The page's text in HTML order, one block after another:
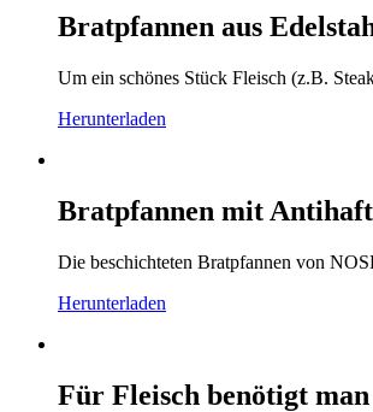
Bratpfannen aus
Um ein schönes Stück Fleisch (z.B.
Herunterladen
Bratpfannen mit
Die beschichteten Bratpfannen von
Herunterladen
Für Fleisch benötigt